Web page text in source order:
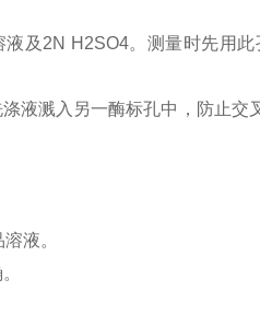
及2N H2SO4。测量时先用此
液溅入另一酶标孔中，防止交
液。